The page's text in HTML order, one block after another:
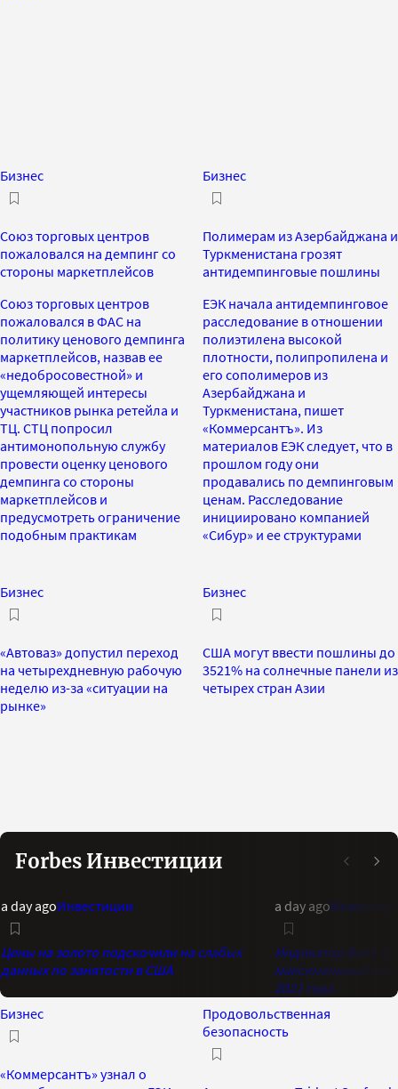
Бизнес
Союз торговых центров
пожаловался на демпинг со
стороны маркетплейсов
Союз торговых центров
пожаловался в ФАС на
политику ценового демпинга
маркетплейсов, назвав ее
«недобросовестной» и
ущемляющей интересы
участников рынка ретейла и
ТЦ. СТЦ попросил
антимонопольную службу
провести оценку ценового
демпинга со стороны
маркетплейсов и
предусмотреть ограничение
подобным практикам
Бизнес
Полимерам из Азербайджана и
Туркменистана грозят
антидемпинговые пошлины
ЕЭК начала антидемпинговое
расследование в отношении
полиэтилена высокой
плотности, полипропилена и
его сополимеров из
Азербайджана и
Туркменистана, пишет
«Коммерсантъ». Из
материалов ЕЭК следует, что в
прошлом году они
продавались по демпинговым
ценам. Расследование
инициировано компанией
«Сибур» и ее структурами
Бизнес
«Автоваз» допустил переход
на четырехдневную рабочую
неделю из-за «ситуации на
рынке»
Бизнес
США могут ввести пошлины до
3521% на солнечные панели из
четырех стран Азии
Forbes Инвестиции
a day agoИнвестиции
Цены на золото подскочили на слабых
данных по занятости в США
a day ago
Индикатор Bank of
максимальный
2021 года
Бизнес
«Коммерсантъ» узнал о
Продовольственная
безопасность